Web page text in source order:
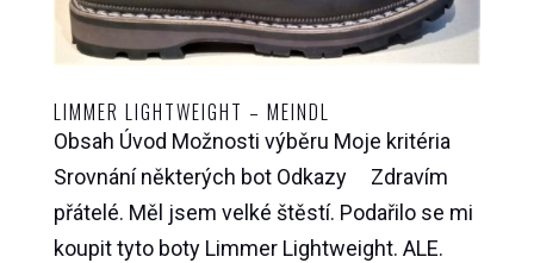
LIMMER LIGHTWEIGHT – MEINDL
Obsah Úvod Možnosti výběru Moje kritéria
Srovnání některých bot Odkazy Zdravím
přátelé. Měl jsem velké štěstí. Podařilo se mi
koupit tyto boty Limmer Lightweight. ALE.